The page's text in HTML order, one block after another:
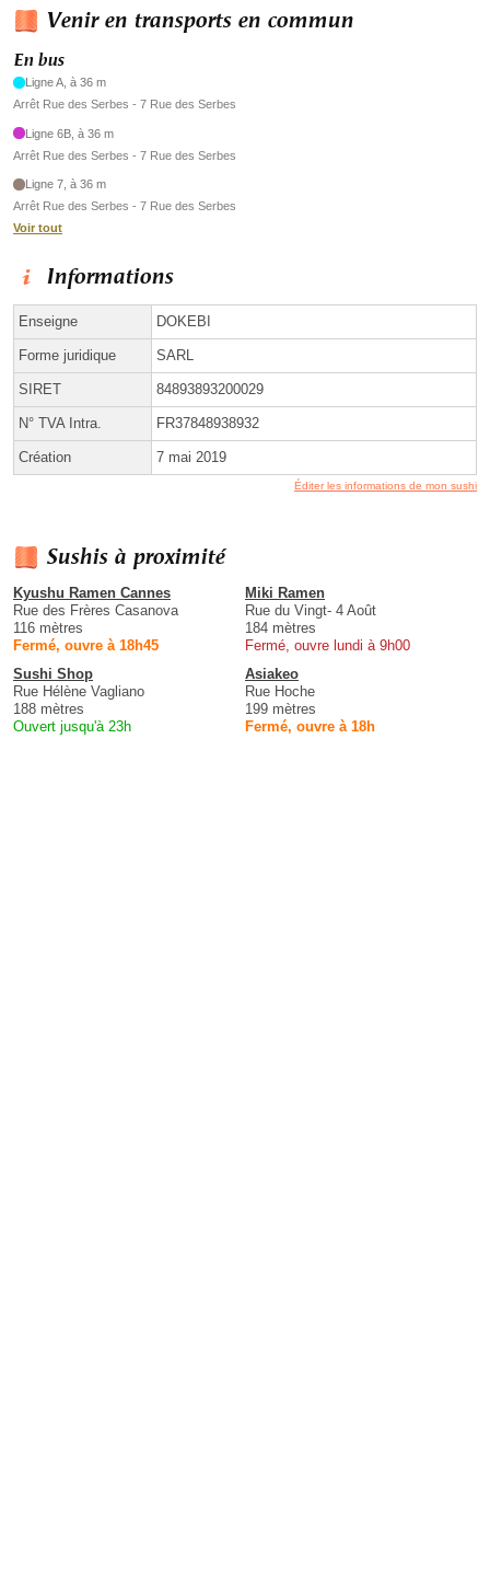
Venir en transports en commun
En bus
Ligne A, à 36 m
Arrêt Rue des Serbes - 7 Rue des Serbes
Ligne 6B, à 36 m
Arrêt Rue des Serbes - 7 Rue des Serbes
Ligne 7, à 36 m
Arrêt Rue des Serbes - 7 Rue des Serbes
Voir tout
Informations
Enseigne DOKEBI
Forme juridique SARL
SIRET 84893893200029
N° TVA Intra. FR37848938932
Création 7 mai 2019
Éditer les informations de mon sushi
Sushis à proximité
Kyushu Ramen Cannes
Rue des Frères Casanova
116 mètres
Fermé, ouvre à 18h45
Miki Ramen
Rue du Vingt- 4 Août
184 mètres
Fermé, ouvre lundi à 9h00
Sushi Shop
Rue Hélène Vagliano
188 mètres
Ouvert jusqu'à 23h
Asiakeo
Rue Hoche
199 mètres
Fermé, ouvre à 18h